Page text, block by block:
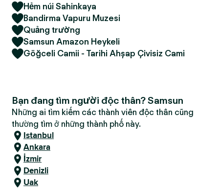
Hẻm núi Sahinkaya
Bandirma Vapuru Muzesi
Quảng trường
Samsun Amazon Heykeli
Göğceli Camii - Tarihi Ahşap Çivisiz Cami
Bạn đang tìm người độc thân? Samsun
Những ai tìm kiếm các thành viên độc thân cũng
thường tìm ở những thành phố này.
Istanbul
Ankara
İzmir
Denizli
Uak